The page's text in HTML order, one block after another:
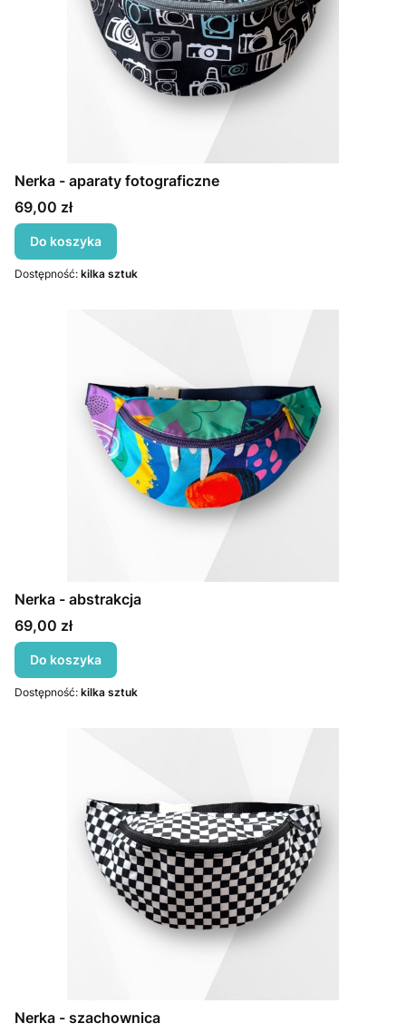
Nerka - aparaty fotograficzne
Cena
69,00 zł
Do koszyka
Dostępność: kilka sztuk
Nerka - abstrakcja
Cena
69,00 zł
Do koszyka
Dostępność: kilka sztuk
Nerka - szachownica